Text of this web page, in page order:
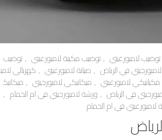
توضيب لامبورغيني ,توضيب مكينة لامبورغيني ,توضيب
في الرياض , صيانة لامبورغيني , كهربائي لامب
مكيانيكي لامبورغيني , ميكانيكي لامبورجيني , ميكانيك
في الرياض , ورشة لامبورجيني في ام الحمام ,
لامبورغيني في ام الحمام